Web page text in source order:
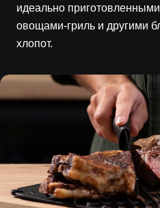
идеально
овощами-гриль и другими
хлопот.